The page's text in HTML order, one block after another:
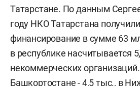
Татарстане. По данным
году НКО Татарстана
финансирование в сумме 63
в республике насчитывается
некоммерческих
Башкортостане - 4,5 тыс., в